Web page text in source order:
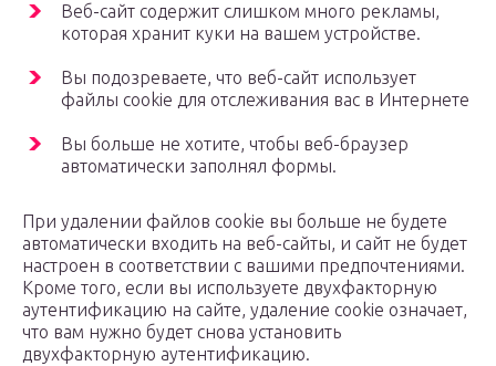
Веб-сайт содержит слишком много рекламы,
которая хранит куки на вашем устройстве.
Вы подозреваете, что веб-сайт использует
файлы cookie для отслеживания вас в Интернете
Вы больше не хотите, чтобы веб-браузер
автоматически заполнял формы.
При удалении файлов cookie вы больше не будете
автоматически входить на веб-сайты, и сайт не будет
настроен в соответствии с вашими предпочтениями.
Кроме того, если вы используете двухфакторную
аутентификацию на сайте, удаление cookie означает,
что вам нужно будет снова установить
двухфакторную аутентификацию.